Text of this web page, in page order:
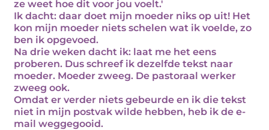
ze weet hoe dit voor jou voelt.'
Ik dacht: daar doet mijn moeder niks op uit! Het
kon mijn moeder niets schelen wat ik voelde, zo
ben ik opgevoed.
Na drie weken dacht ik: laat me het eens
proberen. Dus schreef ik dezelfde tekst naar
moeder. Moeder zweeg. De pastoraal werker
zweeg ook.
Omdat er verder niets gebeurde en ik die tekst
niet in mijn postvak wilde hebben, heb ik de e-
mail weggegooid.